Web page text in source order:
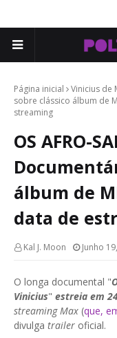
Página inicial Vinicius de
sobre clássico álbum de
streaming
OS AFRO-
álbum de
data de
Kal J. Moon Junho
O longa documental "
Vinicius" estreia em
streaming Max (que,
divulga trailer oficial.